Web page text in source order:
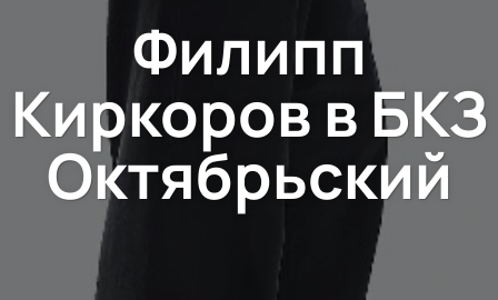
Филипп
Киркоров в БКЗ
Октябрьский